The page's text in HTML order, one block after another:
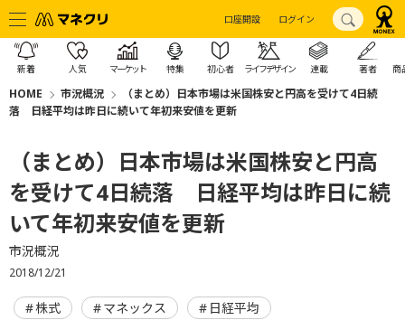
口座開設 ログイン
新着 人気 マーケット 特集 初心者 ライフデザイン 連載 著者 商
HOME 市況概況
（まとめ）日本市場は米国株安と円高を受けて4日続
落 日経平均は昨日に続いて年初来安値を更新
（まとめ）日本市場は米国株安と円高
を受けて4日続落 日経平均は昨日に続
いて年初来安値を更新
市況概況
2018/12/21
株式 マネックス 日経平均